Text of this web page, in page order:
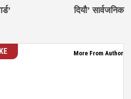
दियौ’ सार्वजनिक
More From Author